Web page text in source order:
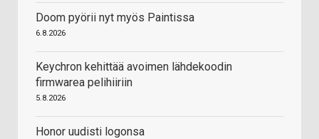
Doom pyörii nyt myös Paintissa
6.8.2026
Keychron kehittää avoimen lähdekoodin
firmwarea pelihiiriin
5.8.2026
Honor uudisti logonsa